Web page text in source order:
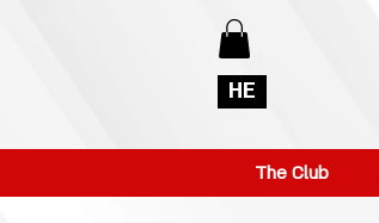
HE
The Club